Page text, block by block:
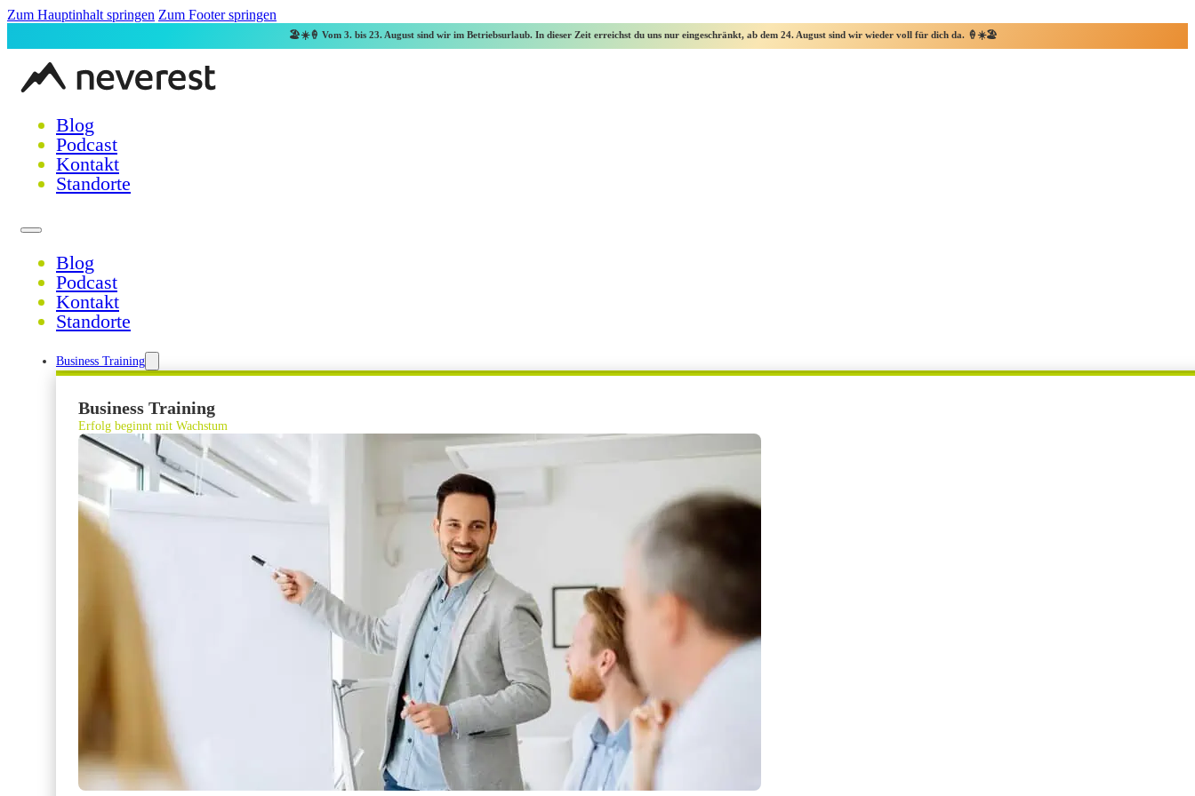
Zum Hauptinhalt springen Zum Footer springen
🏖️☀️🍦 Vom 3. bis 23. August sind wir im Betriebsurlaub. In dieser Zeit erreichst du uns nur eingeschränkt, ab dem 24. August sind wir wieder voll für dich da. 🍦☀️🏖️
Blog
Podcast
Kontakt
Standorte
Blog
Podcast
Kontakt
Standorte
Business Training
Business Training
Erfolg beginnt mit Wachstum